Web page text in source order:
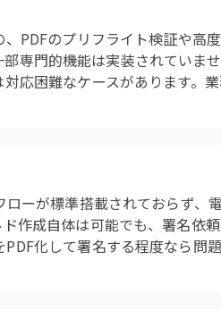
PDFのプリフライト検証や高
専門的機能は実装されていま
応困難なケースがあります。
ーが標準搭載されておらず、
作成自体は可能でも、署名依
化して署名する程度なら問